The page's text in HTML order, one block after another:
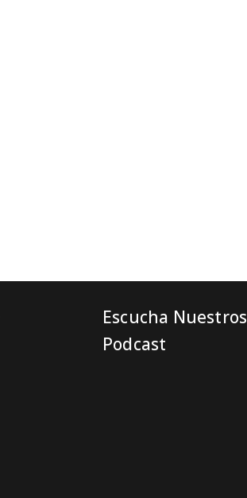
Escucha Nuestros
Podcast